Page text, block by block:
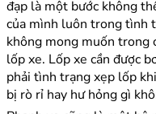
đạp là một bước không
của mình luôn trong tình
không mong muốn trong
lốp xe. Lốp xe cần được
phải tình trạng xẹp lốp
bị rò rỉ hay hư hỏng gì